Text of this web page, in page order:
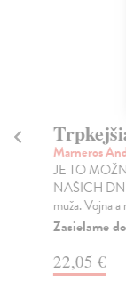
Marneros
JE TO
NAŠICH
muža. Vojna
Zasielame
22,05 €